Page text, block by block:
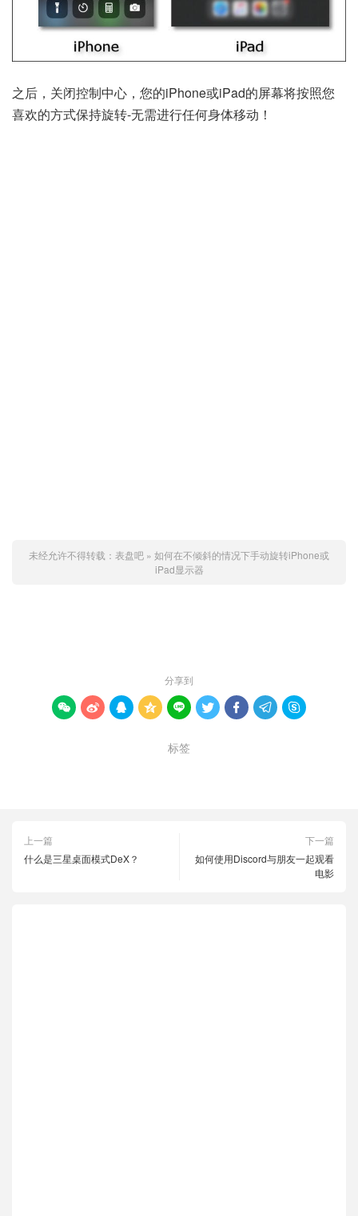
之后，关闭控制中心，您的iPhone或iPad的屏幕将按照您
喜欢的方式保持旋转-无需进行任何身体移动！
未经允许不得转载： 表盘吧 » 如何在不倾斜的情况下手动旋转iPhone或
iPad显示器
分享到
        
标签
上一篇
什么是三星桌面模式DeX？
下一篇
如何使用Discord与朋友一起观看
电影